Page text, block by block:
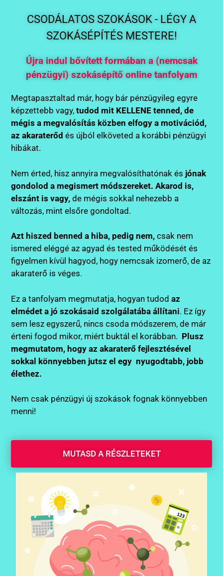
CSODÁLATOS SZOKÁSOK - LÉGY A
SZOKÁSÉPÍTÉS MESTERE!
Újra indul bővített formában a (nemcsak
pénzügyi) szokásépítő online tanfolyam
Megtapasztaltad már, hogy bár pénzügyileg egyre
képzettebb vagy,tudod mit KELLENE tenned, de
mégis a megvalósítás közben elfogy a motivációd,
az akaraterőd és újból elköveted a korábbi pénzügyi
hibákat.
Nem érted, hisz annyira megvalósíthatónak és jónak
gondolod a megismert módszereket. Akarod is,
elszánt is vagy, de mégis sokkal nehezebb a
változás, mint elsőre gondoltad.
Azt hiszed benned a hiba, pedig nem, csak nem
ismered eléggé az agyad és tested működését és
figyelmen kívül hagyod, hogy nemcsak izomerő, de az
akaraterő is véges.
Ez a tanfolyam megmutatja, hogyan tudodaz
elmédet a jó szokásaid szolgálatába állítani. Ez így
sem lesz egyszerű, nincs csoda módszerem, de már
érteni fogod mikor, miért buktál el korábban. Plusz
megmutatom, hogy az akaraterő fejlesztésével
sokkal könnyebben jutsz el egy nyugodtabb, jobb
élethez.
Nem csak pénzügyi új szokások fognak könnyebben
menni!
MUTASD A RÉSZLETEKET